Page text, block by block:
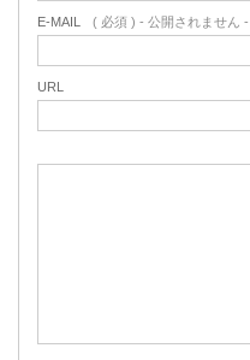
E-MAIL ( 必須 ) - 公開されません -
URL